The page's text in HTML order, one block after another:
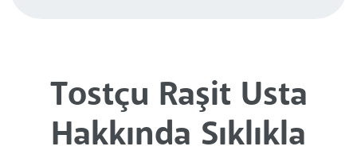
Tostçu Raşit Usta
Hakkında Sıklıkla